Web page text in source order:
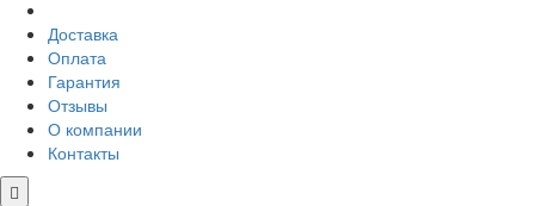
Доставка
Оплата
Гарантия
Отзывы
О компании
Контакты